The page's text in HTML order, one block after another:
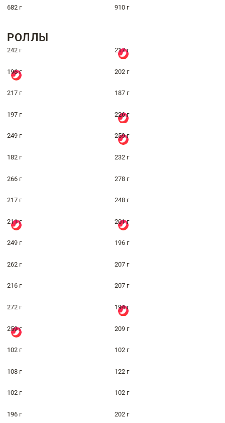
682 г 910 г
РОЛЛЫ
242 г 217 г
196 г 202 г
217 г 187 г
197 г 226 г
249 г 259 г
182 г 232 г
266 г 278 г
217 г 248 г
211 г 201 г
249 г 196 г
262 г 207 г
216 г 207 г
272 г 194 г
259 г 209 г
102 г 102 г
108 г 122 г
102 г 102 г
196 г 202 г